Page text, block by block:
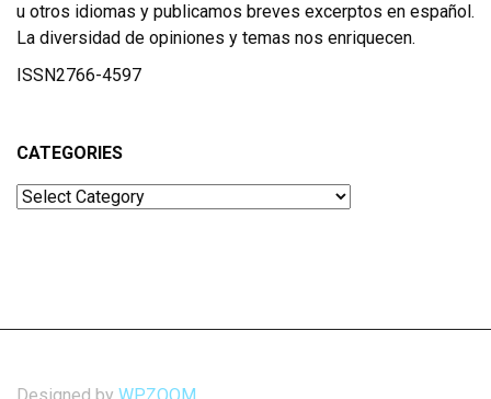
u otros idiomas y publicamos breves excerptos en español.
La diversidad de opiniones y temas nos enriquecen.
ISSN2766-4597
CATEGORIES
Categories